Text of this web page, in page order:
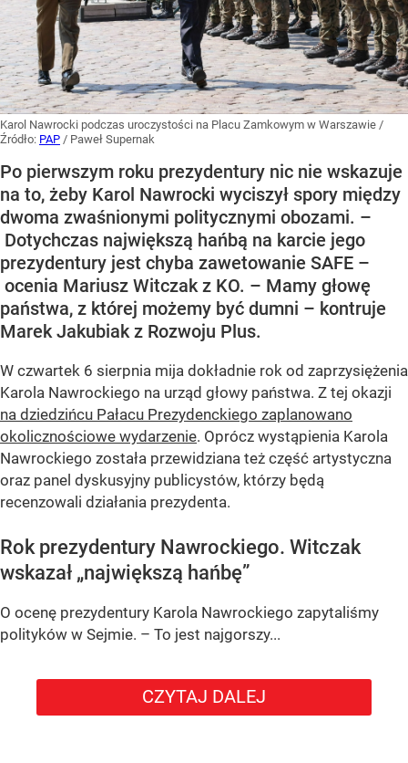
Karol Nawrocki podczas uroczystości na Placu Zamkowym w Warszawie /
Źródło: PAP / Paweł Supernak
Po pierwszym roku prezydentury nic nie wskazuje
na to, żeby Karol Nawrocki wyciszył spory między
dwoma zwaśnionymi politycznymi obozami. –
Dotychczas największą hańbą na karcie jego
prezydentury jest chyba zawetowanie SAFE –
ocenia Mariusz Witczak z KO. – Mamy głowę
państwa, z której możemy być dumni – kontruje
Marek Jakubiak z Rozwoju Plus.
W czwartek 6 sierpnia mija dokładnie rok od zaprzysiężenia
Karola Nawrockiego na urząd głowy państwa. Z tej okazji
na dziedzińcu Pałacu Prezydenckiego zaplanowano
okolicznościowe wydarzenie. Oprócz wystąpienia Karola
Nawrockiego została przewidziana też część artystyczna
oraz panel dyskusyjny publicystów, którzy będą
recenzowali działania prezydenta.
Rok prezydentury Nawrockiego. Witczak
wskazał „największą hańbę”
O ocenę prezydentury Karola Nawrockiego zapytaliśmy
polityków w Sejmie. – To jest najgorszy...
CZYTAJ DALEJ